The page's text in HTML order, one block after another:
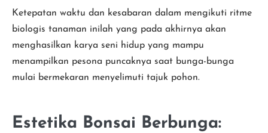
Ketepatan waktu dan kesabaran dalam mengikuti ritme
biologis tanaman inilah yang pada akhirnya akan
menghasilkan karya seni hidup yang mampu
menampilkan pesona puncaknya saat bunga-bunga
mulai bermekaran menyelimuti tajuk pohon.
Estetika Bonsai Berbunga: